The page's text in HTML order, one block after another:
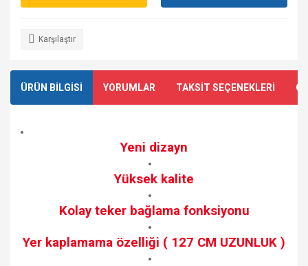
Karşılaştır
ÜRÜN BİLGİSİ YORUMLAR TAKSİT SEÇENEKLERİ
Yeni dizayn
Yüksek kalite
Kolay teker bağlama fonksiyonu
Yer kaplamama özelliği ( 127 CM UZUNLUK )